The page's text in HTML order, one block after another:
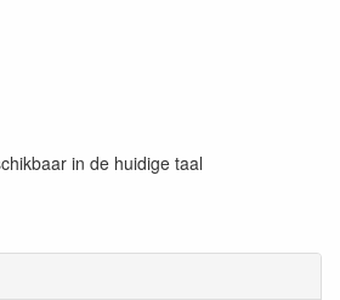
in de huidige taal